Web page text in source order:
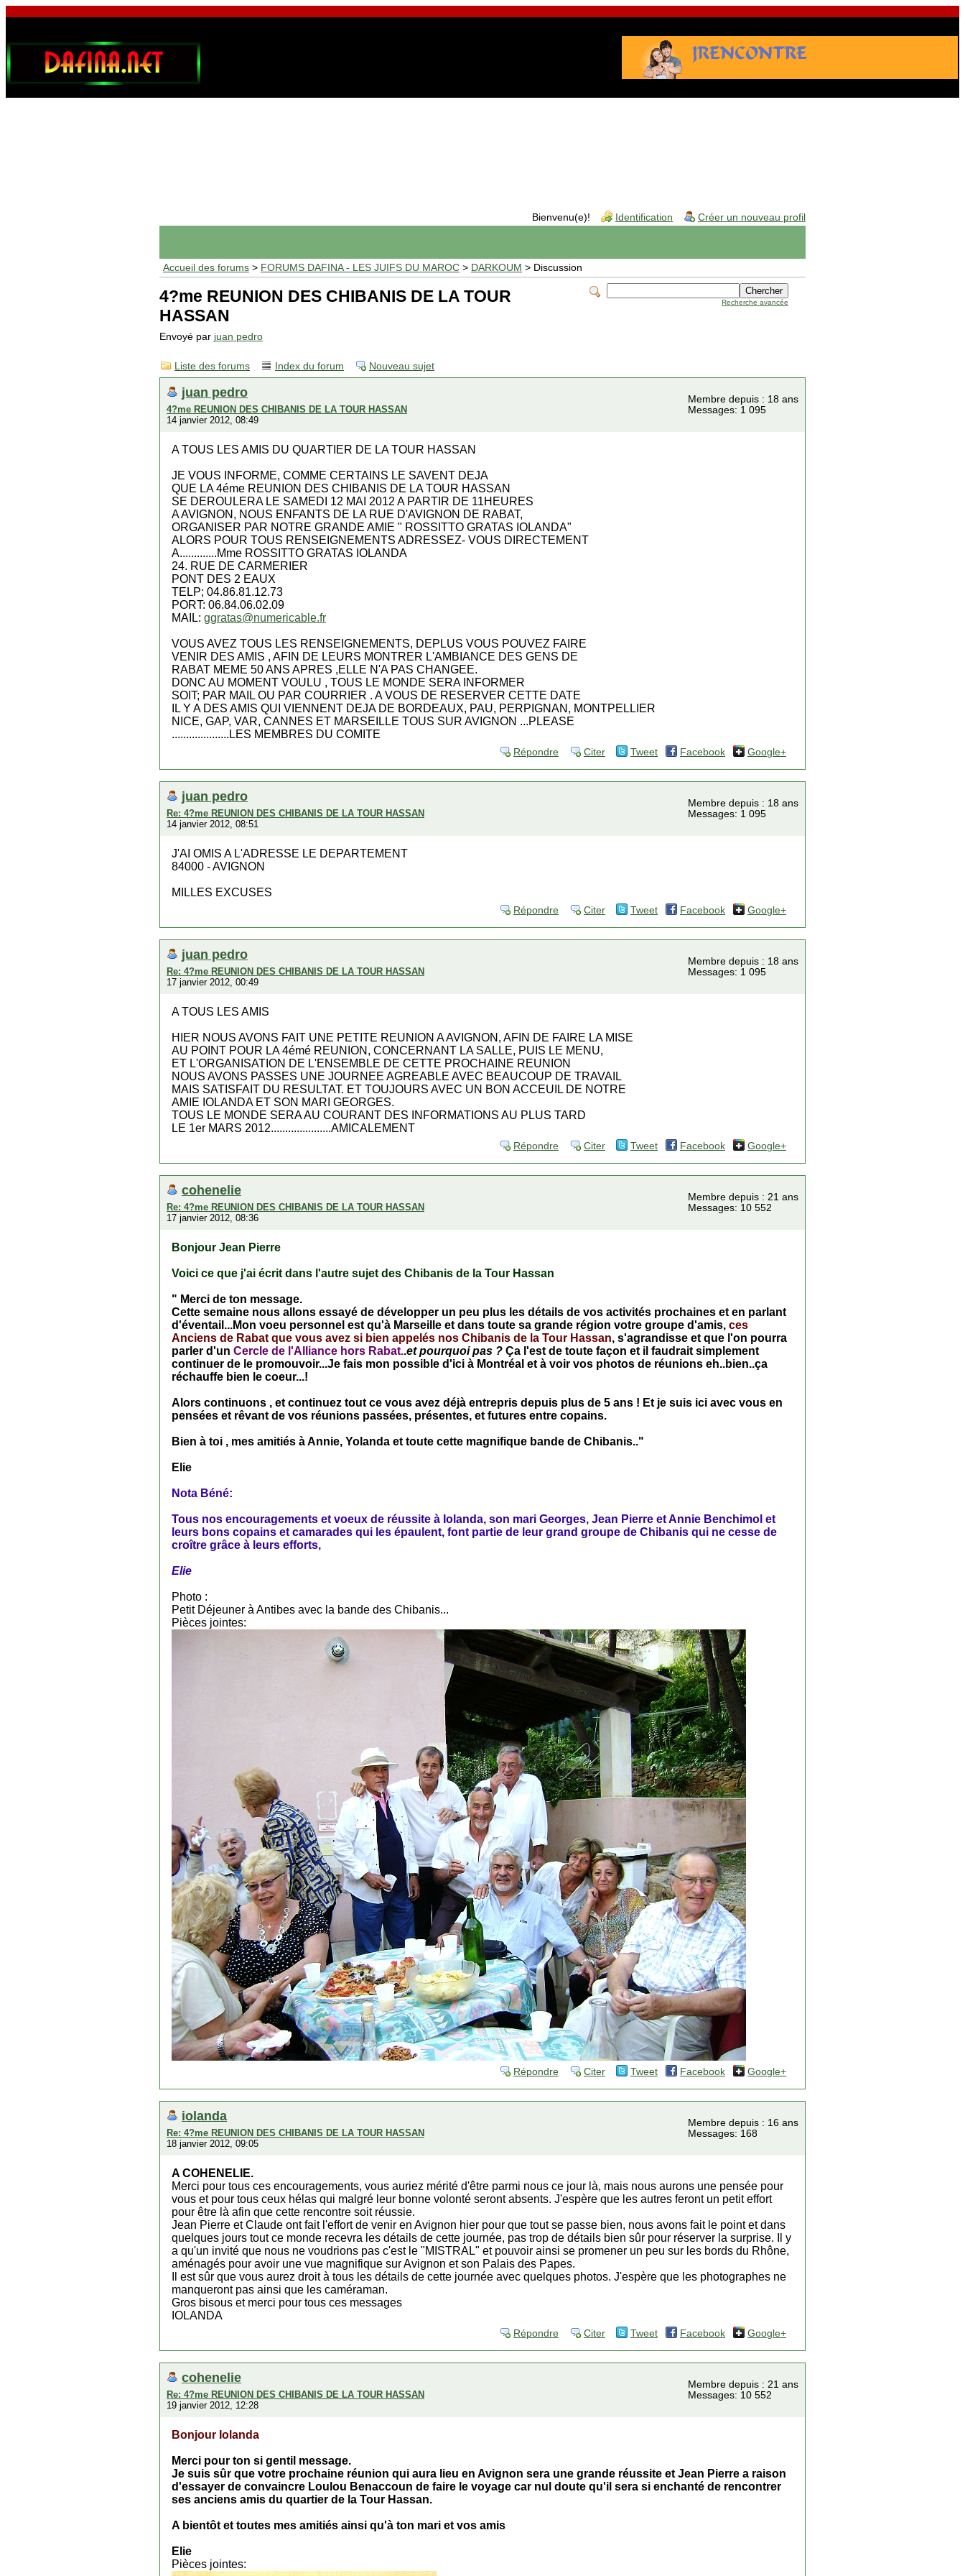
Bienvenu(e)! Identification Créer un nouveau profil
Accueil des forums > FORUMS DAFINA - LES JUIFS DU MAROC > DARKOUM > Discussion
Recherche avancée
4?me REUNION DES CHIBANIS DE LA TOUR
HASSAN
Envoyé par juan pedro
Liste des forums Index du forum Nouveau sujet
juan pedro
4?me REUNION DES CHIBANIS DE LA TOUR HASSAN
14 janvier 2012, 08:49
Membre depuis : 18 ans
Messages: 1 095
A TOUS LES AMIS DU QUARTIER DE LA TOUR HASSAN
JE VOUS INFORME, COMME CERTAINS LE SAVENT DEJA
QUE LA 4éme REUNION DES CHIBANIS DE LA TOUR HASSAN
SE DEROULERA LE SAMEDI 12 MAI 2012 A PARTIR DE 11HEURES
A AVIGNON, NOUS ENFANTS DE LA RUE D'AVIGNON DE RABAT,
ORGANISER PAR NOTRE GRANDE AMIE " ROSSITTO GRATAS IOLANDA"
ALORS POUR TOUS RENSEIGNEMENTS ADRESSEZ- VOUS DIRECTEMENT
A.............Mme ROSSITTO GRATAS IOLANDA
24. RUE DE CARMERIER
PONT DES 2 EAUX
TELP; 04.86.81.12.73
PORT: 06.84.06.02.09
MAIL: ggratas@numericable.fr
VOUS AVEZ TOUS LES RENSEIGNEMENTS, DEPLUS VOUS POUVEZ FAIRE
VENIR DES AMIS , AFIN DE LEURS MONTRER L'AMBIANCE DES GENS DE
RABAT MEME 50 ANS APRES ,ELLE N'A PAS CHANGEE.
DONC AU MOMENT VOULU , TOUS LE MONDE SERA INFORMER
SOIT; PAR MAIL OU PAR COURRIER . A VOUS DE RESERVER CETTE DATE
IL Y A DES AMIS QUI VIENNENT DEJA DE BORDEAUX, PAU, PERPIGNAN, MONTPELLIER
NICE, GAP, VAR, CANNES ET MARSEILLE TOUS SUR AVIGNON ...PLEASE
....................LES MEMBRES DU COMITE
Répondre Citer Tweet Facebook Google+
juan pedro
Re: 4?me REUNION DES CHIBANIS DE LA TOUR HASSAN
14 janvier 2012, 08:51
Membre depuis : 18 ans
Messages: 1 095
J'AI OMIS A L'ADRESSE LE DEPARTEMENT
84000 - AVIGNON
MILLES EXCUSES
Répondre Citer Tweet Facebook Google+
juan pedro
Re: 4?me REUNION DES CHIBANIS DE LA TOUR HASSAN
17 janvier 2012, 00:49
Membre depuis : 18 ans
Messages: 1 095
A TOUS LES AMIS
HIER NOUS AVONS FAIT UNE PETITE REUNION A AVIGNON, AFIN DE FAIRE LA MISE
AU POINT POUR LA 4émé REUNION, CONCERNANT LA SALLE, PUIS LE MENU,
ET L'ORGANISATION DE L'ENSEMBLE DE CETTE PROCHAINE REUNION
NOUS AVONS PASSES UNE JOURNEE AGREABLE AVEC BEAUCOUP DE TRAVAIL
MAIS SATISFAIT DU RESULTAT. ET TOUJOURS AVEC UN BON ACCEUIL DE NOTRE
AMIE IOLANDA ET SON MARI GEORGES.
TOUS LE MONDE SERA AU COURANT DES INFORMATIONS AU PLUS TARD
LE 1er MARS 2012.....................AMICALEMENT
Répondre Citer Tweet Facebook Google+
cohenelie
Re: 4?me REUNION DES CHIBANIS DE LA TOUR HASSAN
17 janvier 2012, 08:36
Membre depuis : 21 ans
Messages: 10 552
Bonjour Jean Pierre
Voici ce que j'ai écrit dans l'autre sujet des Chibanis de la Tour Hassan
" Merci de ton message.
Cette semaine nous allons essayé de développer un peu plus les détails de vos activités prochaines et en parlant
d'éventail...Mon voeu personnel est qu'à Marseille et dans toute sa grande région votre groupe d'amis, ces
Anciens de Rabat que vous avez si bien appelés nos Chibanis de la Tour Hassan, s'agrandisse et que l'on pourra
parler d'un Cercle de l'Alliance hors Rabat..et pourquoi pas ? Ça l'est de toute façon et il faudrait simplement
continuer de le promouvoir...Je fais mon possible d'ici à Montréal et à voir vos photos de réunions eh..bien..ça
réchauffe bien le coeur...!
Alors continuons , et continuez tout ce vous avez déjà entrepris depuis plus de 5 ans ! Et je suis ici avec vous en
pensées et rêvant de vos réunions passées, présentes, et futures entre copains.
Bien à toi , mes amitiés à Annie, Yolanda et toute cette magnifique bande de Chibanis.."
Elie
Nota Béné:
Tous nos encouragements et voeux de réussite à Iolanda, son mari Georges, Jean Pierre et Annie Benchimol et
leurs bons copains et camarades qui les épaulent, font partie de leur grand groupe de Chibanis qui ne cesse de
croître grâce à leurs efforts,
Elie
Photo :
Petit Déjeuner à Antibes avec la bande des Chibanis...
Pièces jointes:
Répondre Citer Tweet Facebook Google+
iolanda
Re: 4?me REUNION DES CHIBANIS DE LA TOUR HASSAN
18 janvier 2012, 09:05
Membre depuis : 16 ans
Messages: 168
A COHENELIE.
Merci pour tous ces encouragements, vous auriez mérité d'être parmi nous ce jour là, mais nous aurons une pensée pour
vous et pour tous ceux hélas qui malgré leur bonne volonté seront absents. J'espère que les autres feront un petit effort
pour être là afin que cette rencontre soit réussie.
Jean Pierre et Claude ont fait l'effort de venir en Avignon hier pour que tout se passe bien, nous avons fait le point et dans
quelques jours tout ce monde recevra les détails de cette journée, pas trop de détails bien sûr pour réserver la surprise. Il y
a qu'un invité que nous ne voudrions pas c'est le "MISTRAL" et pouvoir ainsi se promener un peu sur les bords du Rhône,
aménagés pour avoir une vue magnifique sur Avignon et son Palais des Papes.
Il est sûr que vous aurez droit à tous les détails de cette journée avec quelques photos. J'espère que les photographes ne
manqueront pas ainsi que les caméraman.
Gros bisous et merci pour tous ces messages
IOLANDA
Répondre Citer Tweet Facebook Google+
cohenelie
Re: 4?me REUNION DES CHIBANIS DE LA TOUR HASSAN
19 janvier 2012, 12:28
Membre depuis : 21 ans
Messages: 10 552
Bonjour Iolanda
Merci pour ton si gentil message.
Je suis sûr que votre prochaine réunion qui aura lieu en Avignon sera une grande réussite et Jean Pierre a raison
d'essayer de convaincre Loulou Benaccoun de faire le voyage car nul doute qu'il sera si enchanté de rencontrer
ses anciens amis du quartier de la Tour Hassan.
A bientôt et toutes mes amitiés ainsi qu'à ton mari et vos amis
Elie
Pièces jointes: